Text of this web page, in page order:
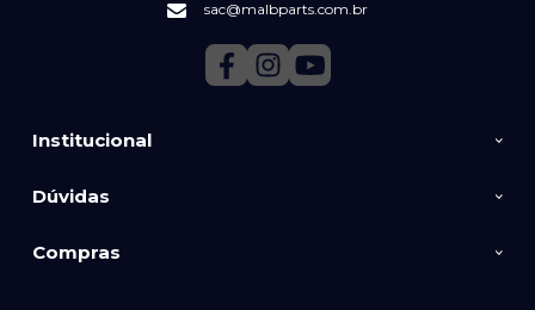
Institucional
Dúvidas
Compras
sac@malbparts.com.br